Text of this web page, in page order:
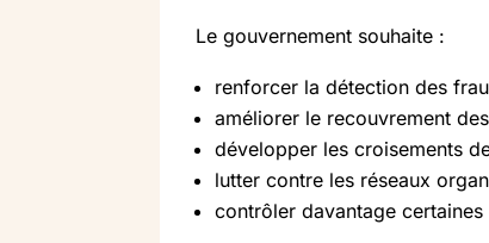
Le gouvernement souhaite :
renforcer la détection des
améliorer le recouvrement
développer les croisements
lutter contre les réseaux
contrôler davantage